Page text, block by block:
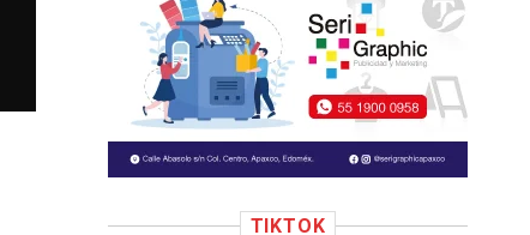
TIKTOK